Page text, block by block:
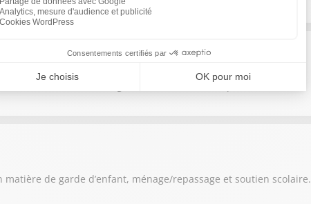
en France du courtage en trésorerie d'entreprises
matière de garde d’enfant, ménage/repassage et soutien scolaire.